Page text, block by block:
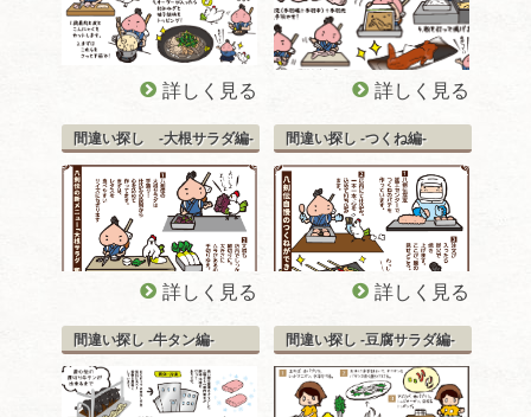
詳しく見る 詳しく見る
間違い探し -大根サラダ編-
詳しく見る
間違い探し -つくね編-
詳しく見る
間違い探し -牛タン編- 間違い探し -豆腐サラダ編-